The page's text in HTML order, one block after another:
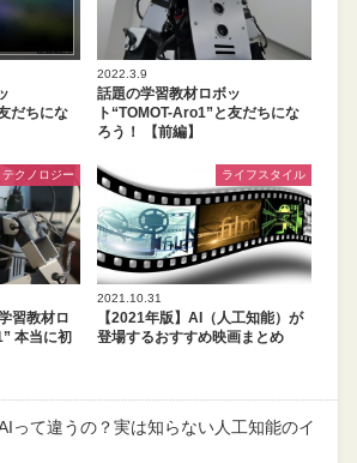
だちにな
2022.3.9
話題の学習教材ロボッ
ト“TOMOT-Aro1”と友だちにな
ろう！ 【前編】
テクノロジー
習教材ロ
本当に初
ライフスタイル
2021.10.31
【2021年版】AI（人工知能）が
登場するおすすめ映画まとめ
って違うの？実は知らない人工知能のイ